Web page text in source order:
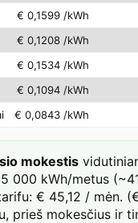
€ 0,1599 /kWh
€ 0,1208 /kWh
€ 0,1534 /kWh
€ 0,1094 /kWh
€ 0,0843 /kWh
mokestis
000 kWh/metus
€ 45,12 / mėn.
prieš mokesčius ir